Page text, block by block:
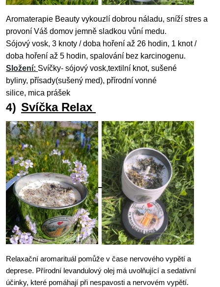
Aromaterapie Beauty vykouzlí dobrou náladu, sníží stres a
provoní Váš domov jemně sladkou vůní medu.
Sójový vosk, 3 knoty / doba hoření až 26 hodin, 1 knot /
doba hoření až 5 hodin, spalování bez karcinogenu.
Složení: Svíčky- sójový vosk,textilní knot, sušené
byliny, přísady(sušený med), přírodní vonné
silice, mica prášek
4) Svíčka Relax
Relaxační aromarituál pomůže v čase nervového vypětí a
deprese. Přírodní levandulový olej má uvolňující a sedativní
účinky, které pomáhají při nespavosti a nervovém vypětí.